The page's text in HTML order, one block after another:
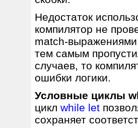
Недостаток
компилятор не
match-
тем самым
случаев, то
ошибки логики.
Условные циклы
цикл while let
сохраняет